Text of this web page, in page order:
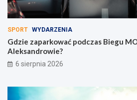
SPORT WYDARZENIA
Gdzie zaparkować podczas Biegu
Aleksandrowie?
6 sierpnia 2026